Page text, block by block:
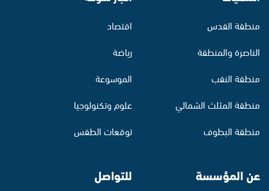
منطقة القدس
الناصرة والمنطقة
منطقة النقب
منطقة المثلث الشمالي
منطقة البطوف
اقتصاد
رياضة
الموسوعة
علوم وتكنولوجيا
توقعات الطقس
عن المؤسسة للتواصل